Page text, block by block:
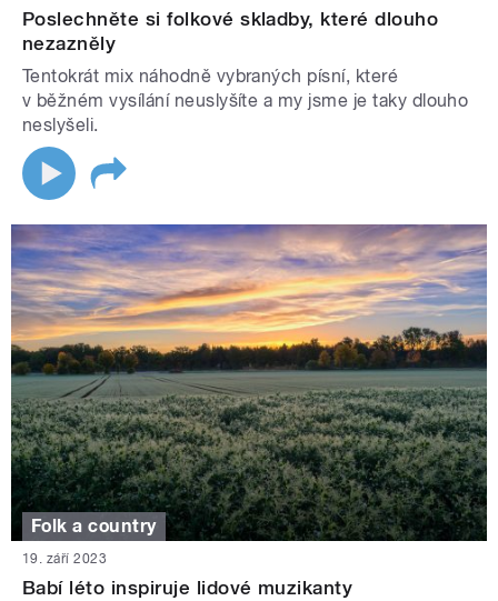
Poslechněte si folkové skladby, které dlouho
nezazněly
Tentokrát mix náhodně vybraných písní, které
v běžném vysílání neuslyšíte a my jsme je taky dlouho
neslyšeli.
Folk a country
19. září 2023
Babí léto inspiruje lidové muzikanty